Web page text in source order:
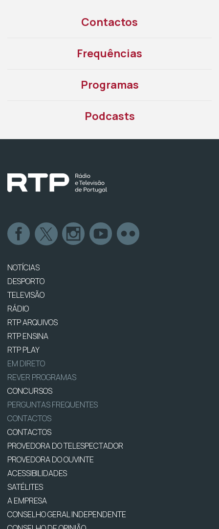
Contactos
Frequências
Programas
Podcasts
NOTÍCIAS
DESPORTO
TELEVISÃO
RÁDIO
RTP ARQUIVOS
RTP ENSINA
RTP PLAY
EM DIRETO
REVER PROGRAMAS
CONCURSOS
PERGUNTAS FREQUENTES
CONTACTOS
CONTACTOS
PROVEDORA DO TELESPECTADOR
PROVEDORA DO OUVINTE
ACESSIBILIDADES
SATÉLITES
A EMPRESA
CONSELHO GERAL INDEPENDENTE